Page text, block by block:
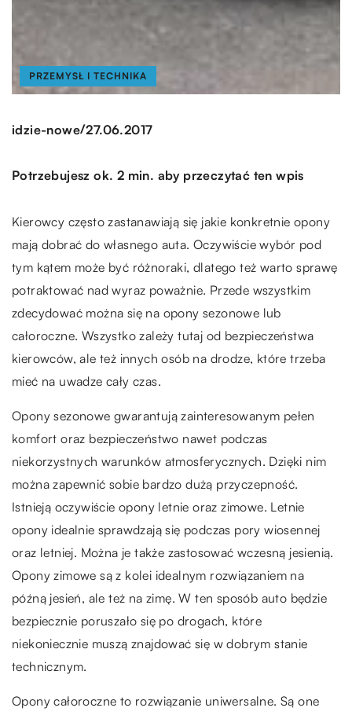
PRZEMYSŁ I TECHNIKA
idzie-nowe/27.06.2017
Potrzebujesz ok. 2 min. aby przeczytać ten wpis
Kierowcy często zastanawiają się jakie konkretnie opony
mają dobrać do własnego auta. Oczywiście wybór pod
tym kątem może być różnoraki, dlatego też warto sprawę
potraktować nad wyraz poważnie. Przede wszystkim
zdecydować można się na opony sezonowe lub
całoroczne. Wszystko zależy tutaj od bezpieczeństwa
kierowców, ale też innych osób na drodze, które trzeba
mieć na uwadze cały czas.
Opony sezonowe gwarantują zainteresowanym pełen
komfort oraz bezpieczeństwo nawet podczas
niekorzystnych warunków atmosferycznych. Dzięki nim
można zapewnić sobie bardzo dużą przyczepność.
Istnieją oczywiście opony letnie oraz zimowe. Letnie
opony idealnie sprawdzają się podczas pory wiosennej
oraz letniej. Można je także zastosować wczesną jesienią.
Opony zimowe są z kolei idealnym rozwiązaniem na
późną jesień, ale też na zimę. W ten sposób auto będzie
bezpiecznie poruszało się po drogach, które
niekoniecznie muszą znajdować się w dobrym stanie
technicznym.
Opony całoroczne to rozwiązanie uniwersalne. Są one